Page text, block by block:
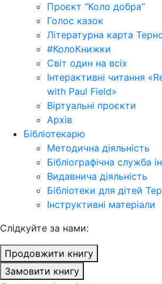
Проєкт “Коло добра”
Голос казок
Літературна карта
#КолоКнижки
Світ один на всіх
Інтерактивні читання
with Paul Field»
Віртуальні проєкти
Архів
Бібліотекарю
Методична діяльність
Бібліографічна служба
Видавнича діяльність
Бібліотеки для дітей
Інструктивні матеріали
Cлідкуйте за нами:
Продовжити книгу
Замовити книгу